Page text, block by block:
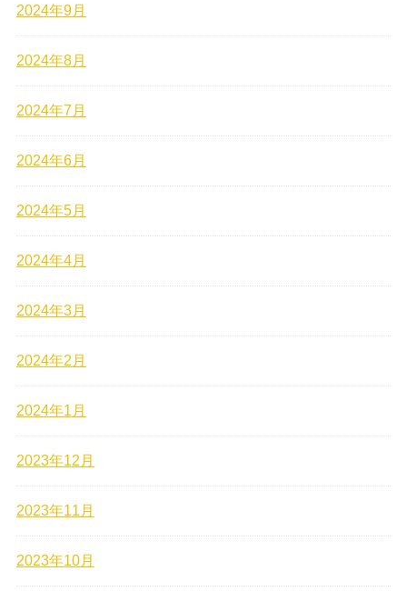
2024年9月
2024年8月
2024年7月
2024年6月
2024年5月
2024年4月
2024年3月
2024年2月
2024年1月
2023年12月
2023年11月
2023年10月